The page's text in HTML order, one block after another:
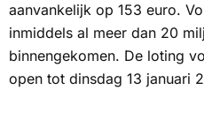
aanvankelijk op 153 euro.
inmiddels al meer dan 20
binnengekomen. De loting
open tot dinsdag 13 januari